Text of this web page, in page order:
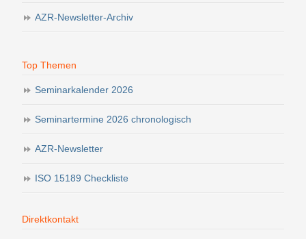
AZR-Newsletter-Archiv
Top Themen
Seminarkalender 2026
Seminartermine 2026 chronologisch
AZR-Newsletter
ISO 15189 Checkliste
Direktkontakt